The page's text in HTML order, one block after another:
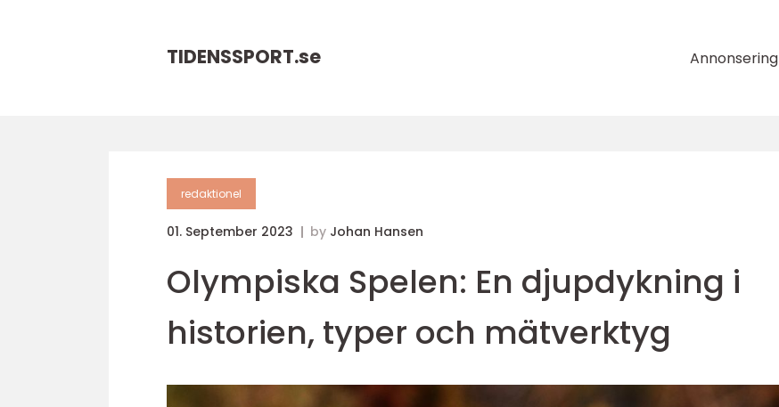
TIDENSSPORT.se Annonsering
redaktionel
01. September 2023 by Johan Hansen
Olympiska Spelen: En djupdykning i
historien, typer och mätverktyg